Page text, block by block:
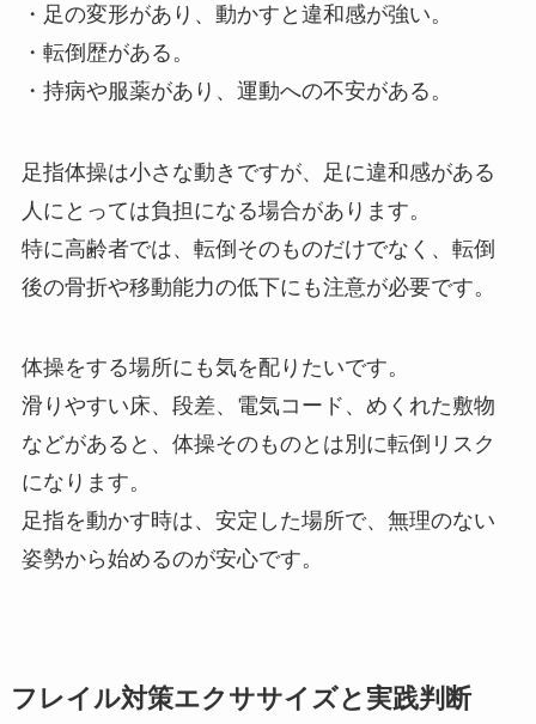
・足の変形があり、動かすと違和感が強い。
・転倒歴がある。
・持病や服薬があり、運動への不安がある。
足指体操は小さな動きですが、足に違和感がある
人にとっては負担になる場合があります。
特に高齢者では、転倒そのものだけでなく、転倒
後の骨折や移動能力の低下にも注意が必要です。
体操をする場所にも気を配りたいです。
滑りやすい床、段差、電気コード、めくれた敷物
などがあると、体操そのものとは別に転倒リスク
になります。
足指を動かす時は、安定した場所で、無理のない
姿勢から始めるのが安心です。
フレイル対策エクササイズと実践判断